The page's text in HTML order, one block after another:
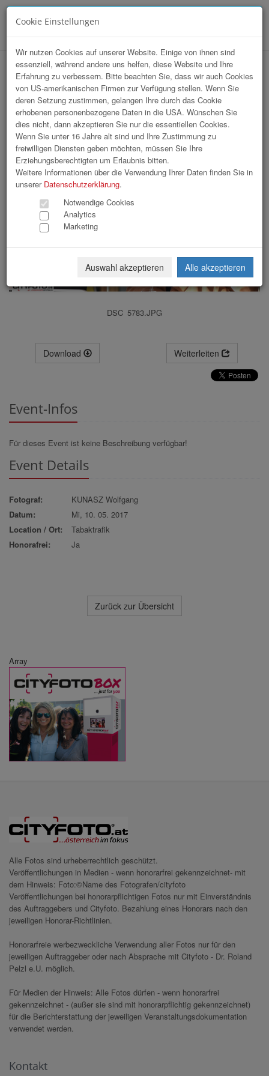
hr-lounge MITTE zu Gast bei der
NETURAL GmbH
DSC_5783.JPG
Download Weiterleiten
Event-Infos
Für dieses Event ist keine Beschreibung verfügbar!
Event Details
Fotograf:
KUNASZ Wolfgang
Datum:
Mi, 10. 05. 2017
Location / Ort:
Tabaktrafik
Honorafrei:
Ja
Zurück zur Übersicht
Array
Alle Fotos sind urheberrechtlich geschützt.
Veröffentlichungen in Medien - wenn honorarfrei gekennzeichnet- mit
dem Hinweis: Foto:©Name des Fotografen/cityfoto
Veröffentlichungen bei honorarpflichtigen Fotos nur mit Einverständnis
des Auftraggebers und Cityfoto. Bezahlung eines Honorars nach den
jeweiligen Honorar-Richtlinien.
Honorarfreie werbezweckliche Verwendung aller Fotos nur für den
jeweiligen Auftraggeber oder nach Absprache mit Cityfoto - Dr. Roland
Pelzl e.U. möglich.
Für Medien der Hinweis: Alle Fotos dürfen - wenn honorarfrei
gekennzeichnet - (außer sie sind mit honorarpflichtig gekennzeichnet)
für die Berichterstattung der jeweiligen Veranstaltungsdokumentation
verwendet werden.
Kontakt
Cookie Einstellungen
Wir nutzen Cookies auf unserer Website. Einige von ihnen sind
essenziell, während andere uns helfen, diese Website und Ihre
Erfahrung zu verbessern. Bitte beachten Sie, dass wir auch Cookies
von US-amerikanischen Firmen zur Verfügung stellen. Wenn Sie
deren Setzung zustimmen, gelangen Ihre durch das Cookie
erhobenen personenbezogene Daten in die USA. Wünschen Sie
dies nicht, dann akzeptieren Sie nur die essentiellen Cookies.
Wenn Sie unter 16 Jahre alt sind und Ihre Zustimmung zu
freiwilligen Diensten geben möchten, müssen Sie Ihre
Erziehungsberechtigten um Erlaubnis bitten.
Weitere Informationen über die Verwendung Ihrer Daten finden Sie in
unserer Datenschutzerklärung.
Notwendige Cookies
Analytics
Marketing
Auswahl akzeptieren Alle akzeptieren